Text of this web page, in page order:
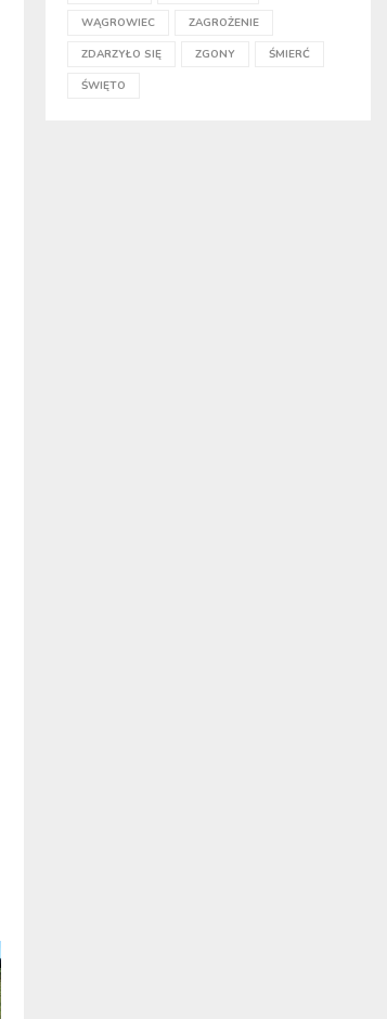
WĄGROWIEC ZAGROŻENIE
ZDARZYŁO SIĘ ZGONY ŚMIERĆ
ŚWIĘTO